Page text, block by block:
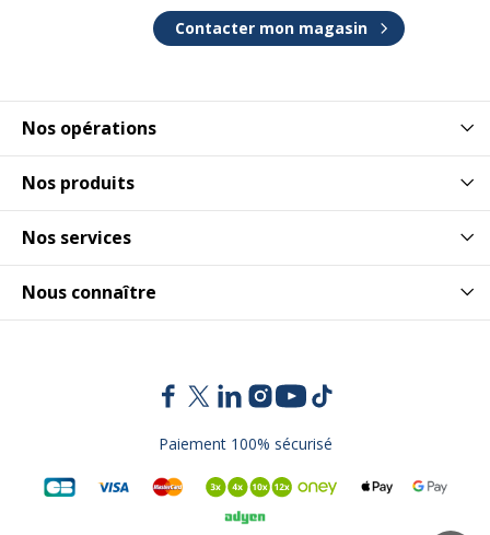
Nos opérations
Nos produits
Nos services
Nous connaître
Contacter mon magasin
Paiement 100% sécurisé